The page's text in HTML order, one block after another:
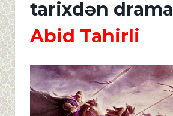
tarixdən drama
Abid Tahirli